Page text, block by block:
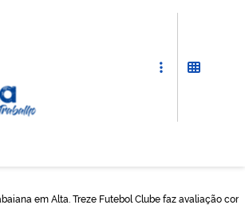
em Alta. Treze Futebol Clube faz avaliação